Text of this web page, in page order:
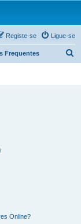
Ligue-se
Registe-se
Frequentes
Online?